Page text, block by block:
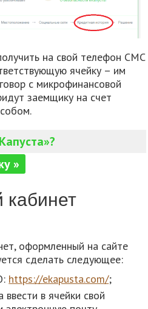
на свой телефон СМС
ячейку – им
с микрофинансовой
заемщику на счет
»
кабинет
оформленный на сайте
сделать следующее:
https://ekapusta.com/;
ввести в ячейки свой